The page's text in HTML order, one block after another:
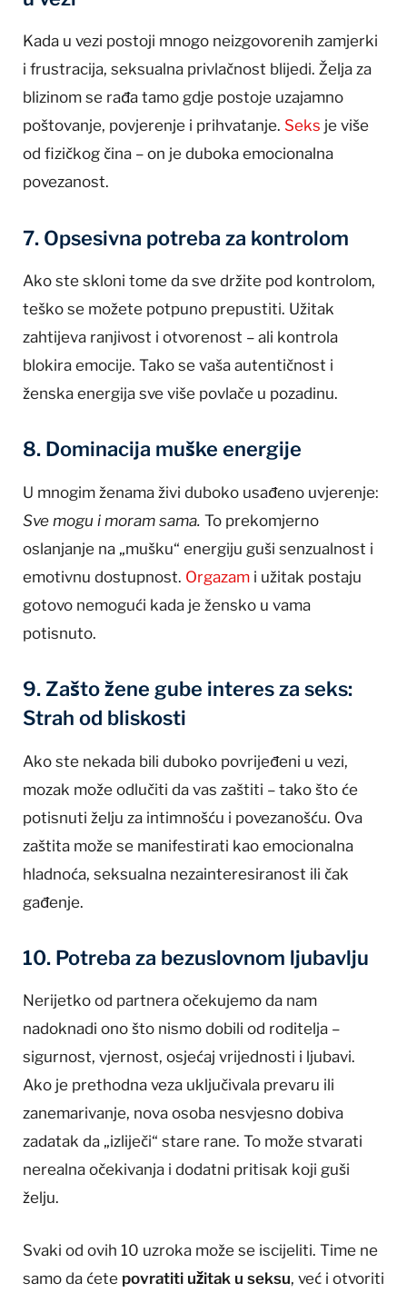
Kada u vezi postoji mnogo neizgovorenih zamjerki
i frustracija, seksualna privlačnost blijedi. Želja za
blizinom se rađa tamo gdje postoje uzajamno
poštovanje, povjerenje i prihvatanje. Seks je više
od fizičkog čina – on je duboka emocionalna
povezanost.
7. Opsesivna potreba za kontrolom
Ako ste skloni tome da sve držite pod kontrolom,
teško se možete potpuno prepustiti. Užitak
zahtijeva ranjivost i otvorenost – ali kontrola
blokira emocije. Tako se vaša autentičnost i
ženska energija sve više povlače u pozadinu.
8. Dominacija muške energije
U mnogim ženama živi duboko usađeno uvjerenje:
Sve mogu i moram sama. To prekomjerno
oslanjanje na „mušku“ energiju guši senzualnost i
emotivnu dostupnost. Orgazam i užitak postaju
gotovo nemogući kada je žensko u vama
potisnuto.
9. Zašto žene gube interes za seks:
Strah od bliskosti
Ako ste nekada bili duboko povrijeđeni u vezi,
mozak može odlučiti da vas zaštiti – tako što će
potisnuti želju za intimnošću i povezanošću. Ova
zaštita može se manifestirati kao emocionalna
hladnoća, seksualna nezainteresiranost ili čak
gađenje.
10. Potreba za bezuslovnom ljubavlju
Nerijetko od partnera očekujemo da nam
nadoknadi ono što nismo dobili od roditelja –
sigurnost, vjernost, osjećaj vrijednosti i ljubavi.
Ako je prethodna veza uključivala prevaru ili
zanemarivanje, nova osoba nesvjesno dobiva
zadatak da „izliječi“ stare rane. To može stvarati
nerealna očekivanja i dodatni pritisak koji guši
želju.
Svaki od ovih 10 uzroka može se iscijeliti. Time ne
samo da ćete povratiti užitak u seksu, već i otvoriti